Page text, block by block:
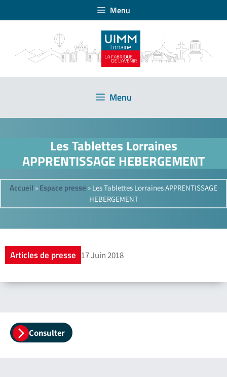
Menu
Menu
Les Tablettes Lorraines
APPRENTISSAGE HEBERGEMENT
Accueil » Espace presse » Les Tablettes Lorraines APPRENTISSAGE
HEBERGEMENT
Articles de presse 17 Juin 2018
Consulter